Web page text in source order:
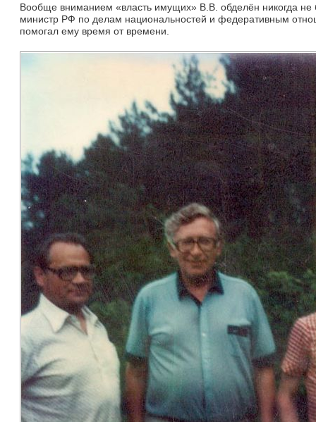
Вообще вниманием «власть имущих» В.В. обделён никогда
министр РФ по делам национальностей и федеративным
помогал ему время от времени.